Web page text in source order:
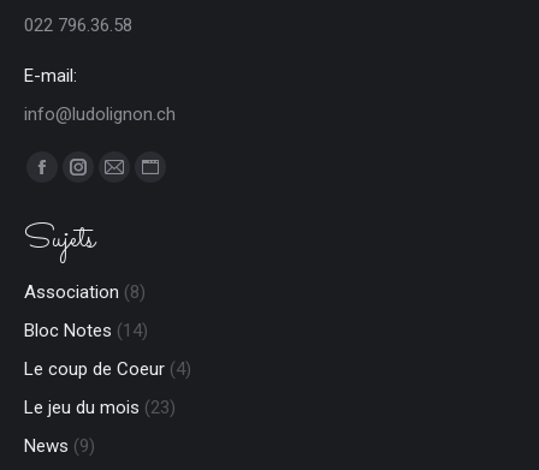
022 796.36.58
E-mail:
info@ludolignon.ch
Trouvez nous sur :
Facebook
opens
window
Instagram
opens
window
E-
new
window
Site
window
Sujets
Association (8)
Bloc Notes (14)
Le coup de Coeur (4)
Le jeu du mois (23)
News (9)